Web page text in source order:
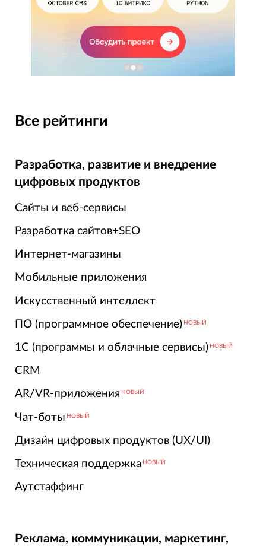
Все рейтинги
Разработка, развитие и внедрение
цифровых продуктов
Сайты и веб-сервисы
Разработка сайтов+SEO
Интернет-магазины
Мобильные приложения
Искусственный интеллект
ПО (программное обеспечение) НОВЫЙ
1С (программы и облачные сервисы) НОВЫЙ
CRM
AR/VR-приложения НОВЫЙ
Чат-боты НОВЫЙ
Дизайн цифровых продуктов (UX/UI)
Техническая поддержка НОВЫЙ
Аутстаффинг
Реклама, коммуникации, маркетинг,